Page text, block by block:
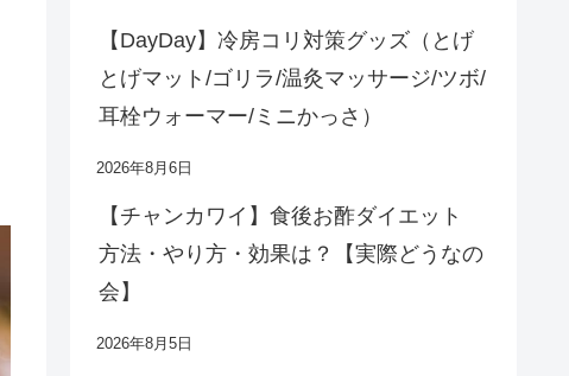
【DayDay】冷房コリ対策グッズ（とげ
とげマット/ゴリラ/温灸マッサージ/ツボ/
耳栓ウォーマー/ミニかっさ）
2026年8月6日
【チャンカワイ】食後お酢ダイエット
方法・やり方・効果は？【実際どうなの
会】
2026年8月5日